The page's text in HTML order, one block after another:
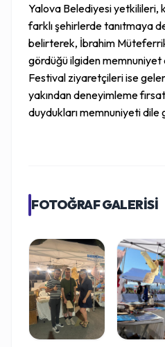
Yalova Belediyesi yetkilileri,
farklı şehirlerde tanıtmaya
belirterek, İbrahim
gördüğü ilgiden memnuniyet
Festival ziyaretçileri ise
yakından deneyimleme
duydukları memnuniyeti dile
FOTOĞRAF GALERİSİ